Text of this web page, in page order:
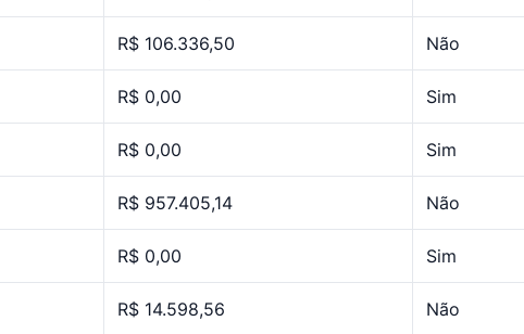
R$ 106.336,50 Não
R$ 0,00 Sim
R$ 0,00 Sim
R$ 957.405,14 Não
R$ 0,00 Sim
R$ 14.598,56 Não